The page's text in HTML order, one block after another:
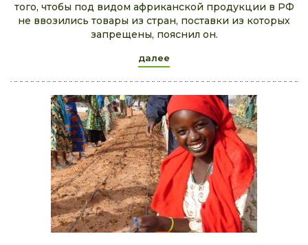
того, чтобы под видом африканской продукции в РФ
не ввозились товары из стран, поставки из которых
запрещены, пояснил он.
далее